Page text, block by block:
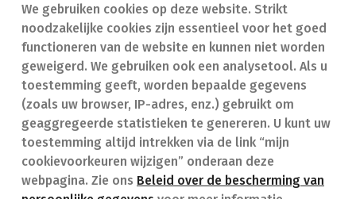
We gebruiken cookies op deze website. Strikt
noodzakelijke cookies zijn essentieel voor het goed
functioneren van de website en kunnen niet worden
geweigerd. We gebruiken ook een analysetool. Als u
toestemming geeft, worden bepaalde gegevens
(zoals uw browser, IP-adres, enz.) gebruikt om
geaggregeerde statistieken te genereren. U kunt uw
toestemming altijd intrekken via de link “mijn
cookievoorkeuren wijzigen” onderaan deze
webpagina. Zie ons Beleid over de bescherming van
Vind een apotheek
Onze expertise
Ziekten
Geneesmiddelen
In geval van nood
Contact
Veelgestelde vragen
(FAQ)